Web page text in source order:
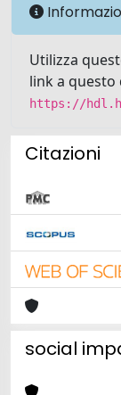
Utilizza
link a
https://
Citazioni
social